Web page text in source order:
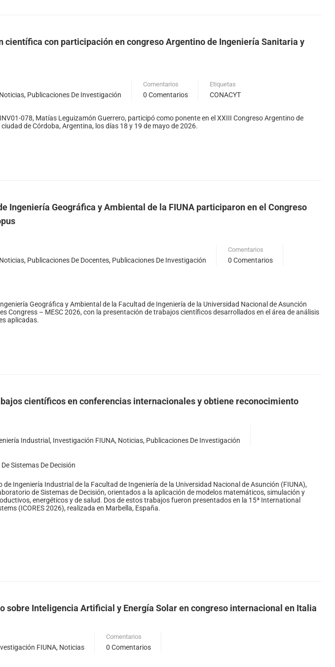
científica con participación en congreso Argentino de Ingeniería Sanitaria y
Noticias, Publicaciones De Investigación
Comentarios
0 Comentarios
Etiquetas
CONACYT
078, Matías Leguizamón Guerrero, participó como ponente en el XXIII Congreso Argentino de
de Córdoba, Argentina, los días 18 y 19 de mayo de 2026.
Ingeniería Geográfica y Ambiental de la FIUNA participaron en el Congreso
Noticias, Publicaciones De Docentes, Publicaciones De Investigación
Comentarios
0 Comentarios
Geográfica y Ambiental de la Facultad de Ingeniería de la Universidad Nacional de Asunción
Congress – MESC 2026, con la presentación de trabajos científicos desarrollados en el área de análisis
aplicadas.
científicos en conferencias internacionales y obtiene reconocimiento
Industrial , Investigación FIUNA, Noticias, Publicaciones De Investigación
Sistemas De Decisión
Ingeniería Industrial de la Facultad de Ingeniería de la Universidad Nacional de Asunción (FIUNA),
de Sistemas de Decisión, orientados a la aplicación de modelos matemáticos, simulación y
energéticos y de salud. Dos de estos trabajos fueron presentados en la 15ª International
(ICORES 2026), realizada en Marbella, España.
sobre Inteligencia Artificial y Energía Solar en congreso internacional en Italia
FIUNA, Noticias
Comentarios
0 Comentarios
| FIUNA
de vacancia